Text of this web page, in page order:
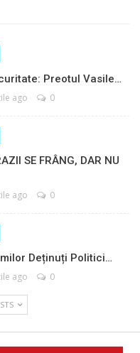
Preotul Vasile…
ago 0
SE FRÂNG, DAR NU
ago 0
Deținuți Politici…
ago 0